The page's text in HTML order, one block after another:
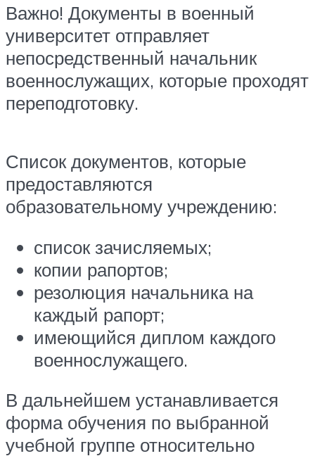
Важно! Документы в военный
университет отправляет
непосредственный начальник
военнослужащих, которые проходят
переподготовку.
Список документов, которые
предоставляются
образовательному учреждению:
список зачисляемых;
копии рапортов;
резолюция начальника на
каждый рапорт;
имеющийся диплом каждого
военнослужащего.
В дальнейшем устанавливается
форма обучения по выбранной
учебной группе относительно